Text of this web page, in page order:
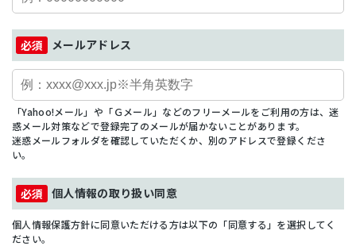
メールアドレス
「Yahoo!メール」や「Ｇメール」などのフリーメールをご利用の方は、迷
惑メール対策などで登録完了のメールが届かないことがあります。
迷惑メールフォルダを確認していただくか、別のアドレスで登録くださ
い。
個人情報の取り扱い同意
個人情報保護方針に同意いただける方は以下の「同意する」を選択してく
ださい。